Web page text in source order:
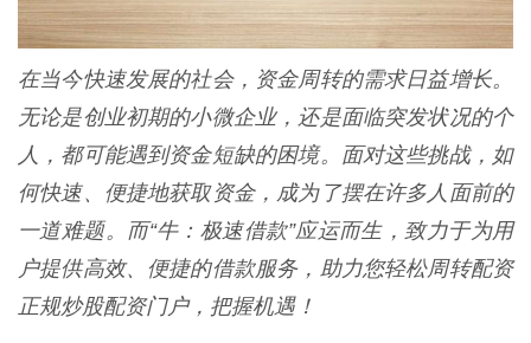
在当今快速发展的社会，资金周转的需求日益增长。
无论是创业初期的小微企业，还是面临突发状况的个
人，都可能遇到资金短缺的困境。面对这些挑战，如
何快速、便捷地获取资金，成为了摆在许多人面前的
一道难题。而“牛：极速借款”应运而生，致力于为用
户提供高效、便捷的借款服务，助力您轻松周转配资
正规炒股配资门户，把握机遇！